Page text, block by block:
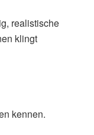
realistische
klingt
kennen.